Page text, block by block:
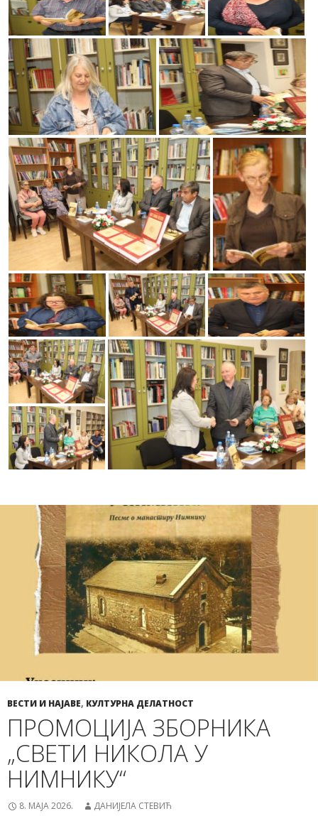
ВЕСТИ И НАЈАВЕ, КУЛТУРНА ДЕЛАТНОСТ
ПРОМОЦИЈА ЗБОРНИКА
„СВЕТИ НИКОЛА У
НИМНИКУ“
8. МАЈА 2026. ДАНИЈЕЛА СТЕВИЋ